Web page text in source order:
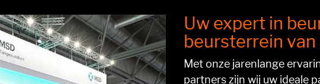
Uw expert in
beursterrein van
Met onze jarenlange
partners zijn wij uw ideale